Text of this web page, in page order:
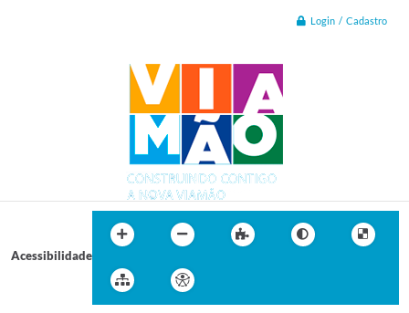
Login / Cadastro
Acessibilidade